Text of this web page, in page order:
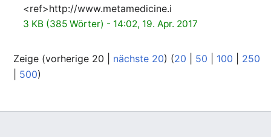
<ref>http://www.metamedicine.i
3 KB (385 Wörter) - 14:02, 19. Apr. 2017
Zeige (vorherige 20 | nächste 20) (20 50 100
250
500)